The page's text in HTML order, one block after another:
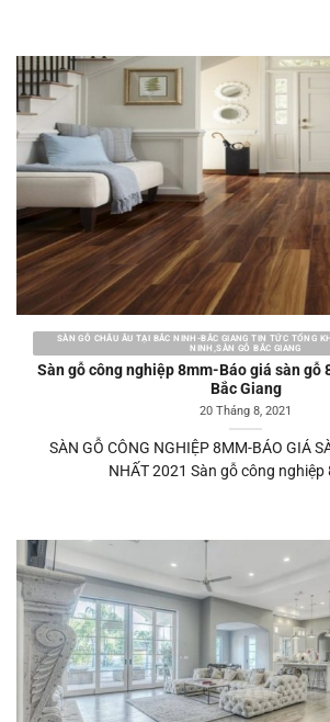
SÀN GỖ CHÂU ÂU TẠI BẮC NINH-BẮC GIANG TIN TỨC TỔNG
NINH,SÀN GỖ BẮC GIANG
Sàn gỗ công nghiệp 8mm-Báo giá sàn gỗ
Bắc Giang
20 Tháng 8, 2021
SÀN GỖ CÔNG NGHIỆP 8MM-BÁO GIÁ
NHẤT 2021 Sàn gỗ công nghiệp